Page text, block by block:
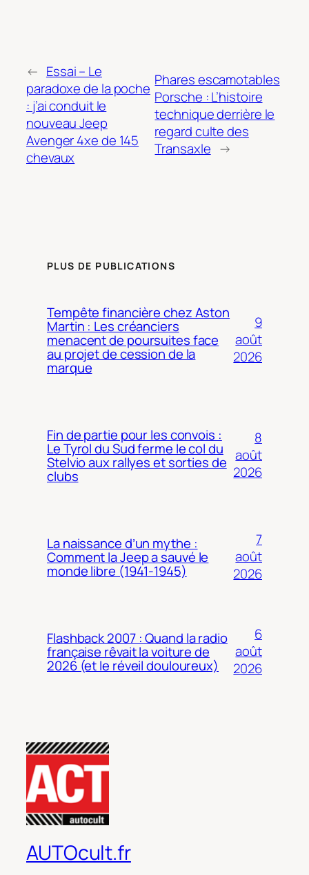
← Essai – Le
paradoxe de la poche
: j’ai conduit le
nouveau Jeep
Avenger 4xe de 145
chevaux
Phares escamotables
Porsche : L’histoire
technique derrière le
regard culte des
Transaxle →
PLUS DE PUBLICATIONS
Tempête financière chez Aston
Martin : Les créanciers
menacent de poursuites face
au projet de cession de la
marque
9
août
2026
Fin de partie pour les convois :
Le Tyrol du Sud ferme le col du
Stelvio aux rallyes et sorties de
clubs
8
août
2026
La naissance d’un mythe :
Comment la Jeep a sauvé le
monde libre (1941-1945)
7
août
2026
Flashback 2007 : Quand la radio
française rêvait la voiture de
2026 (et le réveil douloureux)
6
août
2026
AUTOcult.fr